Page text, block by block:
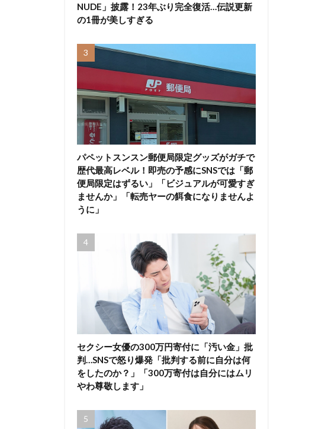
NUDE」披露！23年ぶり完全復活…伝説更新
の1冊が美しすぎる
パペットスンスン郵便局限定グッズがガチで
歴代最高レベル！即売の予感にSNSでは「郵
便局限定はずるい」「ビジュアルが可愛すぎ
ませんか」「転売ヤーの餌食になりませんよ
うに」
セクシー女優の300万円寄付に「汚い金」批
判…SNSで怒り爆発「批判する前に自分は何
をしたのか？」「300万寄付は自分にはムリ
やわ尊敬します」